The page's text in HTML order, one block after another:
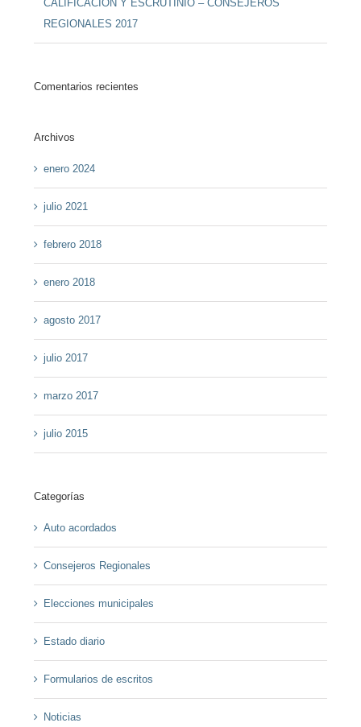
CALIFICACIÓN Y ESCRUTINIO – CONSEJEROS
REGIONALES 2017
Comentarios recientes
Archivos
enero 2024
julio 2021
febrero 2018
enero 2018
agosto 2017
julio 2017
marzo 2017
julio 2015
Categorías
Auto acordados
Consejeros Regionales
Elecciones municipales
Estado diario
Formularios de escritos
Noticias